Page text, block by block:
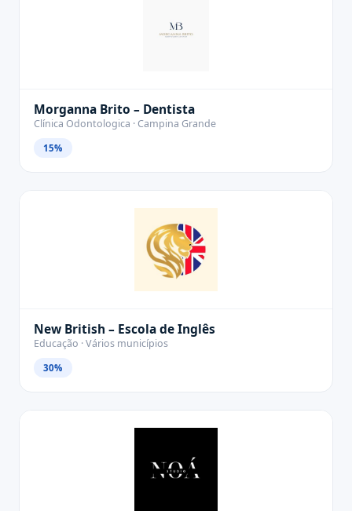
Morganna Brito – Dentista
Clínica Odontologica · Campina Grande
15%
New British – Escola de Inglês
Educação · Vários municípios
30%